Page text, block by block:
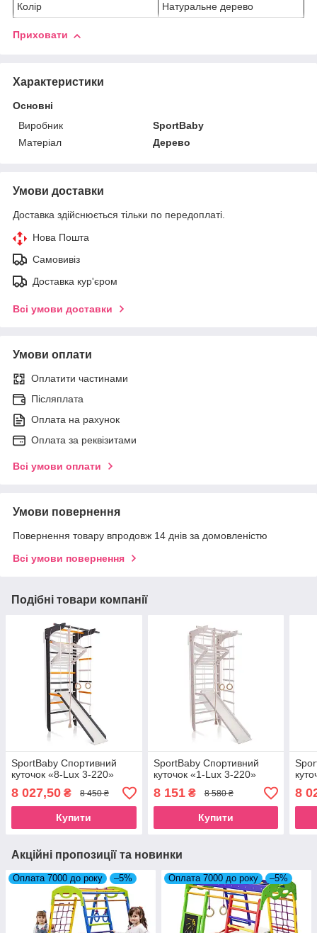
Колір
Натуральне дерево
Приховати
Характеристики
Основні
Виробник
SportBaby
Матеріал
Дерево
Умови доставки
Доставка здійснюється тільки по передоплаті.
Нова Пошта
Самовивіз
Доставка кур'єром
Всі умови доставки
Умови оплати
Оплатити частинами
Післяплата
Оплата на рахунок
Оплата за реквізитами
Всі умови оплати
Умови повернення
Повернення товару впродовж 14 днів за домовленістю
Всі умови повернення
Подібні товари компанії
SportBaby Спортивний
куточок «8-Lux 3-220»
8 027,50 ₴ 8 450 ₴
Купити
SportBaby Спортивний
куточок «1-Lux 3-220»
8 151₴ 8 580 ₴
Купити
8
Акційні пропозиції та новинки
Оплата 7000 до року –5% Оплата 7000 до року –5%